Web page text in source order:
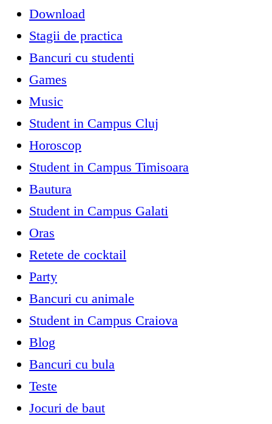
Download
Stagii de practica
Bancuri cu studenti
Games
Music
Student in Campus Cluj
Horoscop
Student in Campus Timisoara
Bautura
Student in Campus Galati
Oras
Retete de cocktail
Party
Bancuri cu animale
Student in Campus Craiova
Blog
Bancuri cu bula
Teste
Jocuri de baut